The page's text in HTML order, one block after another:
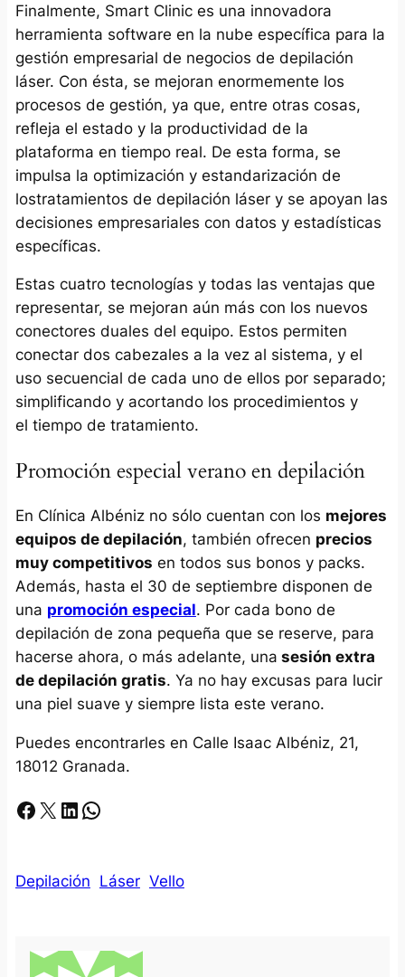
Finalmente, Smart Clinic es una innovadora
herramienta software en la nube específica para la
gestión empresarial de negocios de depilación
láser. Con ésta, se mejoran enormemente los
procesos de gestión, ya que, entre otras cosas,
refleja el estado y la productividad de la
plataforma en tiempo real. De esta forma, se
impulsa la optimización y estandarización de
lostratamientos de depilación láser y se apoyan las
decisiones empresariales con datos y estadísticas
específicas.
Estas cuatro tecnologías y todas las ventajas que
representar, se mejoran aún más con los nuevos
conectores duales del equipo. Estos permiten
conectar dos cabezales a la vez al sistema, y el
uso secuencial de cada uno de ellos por separado;
simplificando y acortando los procedimientos y
el tiempo de tratamiento.
Promoción especial verano en depilación
En Clínica Albéniz no sólo cuentan con los mejores
equipos de depilación, también ofrecen precios
muy competitivos en todos sus bonos y packs.
Además, hasta el 30 de septiembre disponen de
una promoción especial. Por cada bono de
depilación de zona pequeña que se reserve, para
hacerse ahora, o más adelante, una sesión extra
de depilación gratis. Ya no hay excusas para lucir
una piel suave y siempre lista este verano.
Puedes encontrarles en Calle Isaac Albéniz, 21,
18012 Granada.
Facebook X LinkedIn Whatsapp
Depilación Láser Vello